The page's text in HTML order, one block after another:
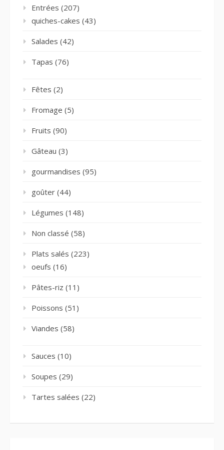
Entrées (207)
quiches-cakes (43)
Salades (42)
Tapas (76)
Fêtes (2)
Fromage (5)
Fruits (90)
Gâteau (3)
gourmandises (95)
goûter (44)
Légumes (148)
Non classé (58)
Plats salés (223)
oeufs (16)
Pâtes-riz (11)
Poissons (51)
Viandes (58)
Sauces (10)
Soupes (29)
Tartes salées (22)